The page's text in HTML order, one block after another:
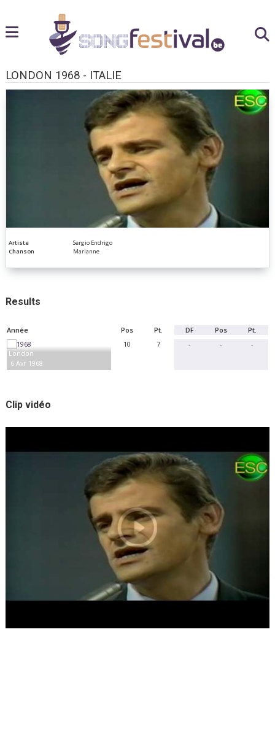
LONDON 1968 - ITALIE
Artiste
Sergio Endrigo
Chanson
Marianne
Results
Année Pos Pt. DF Pos Pt.
London
6 Avr 1968
10 7 - - -
Clip vidéo